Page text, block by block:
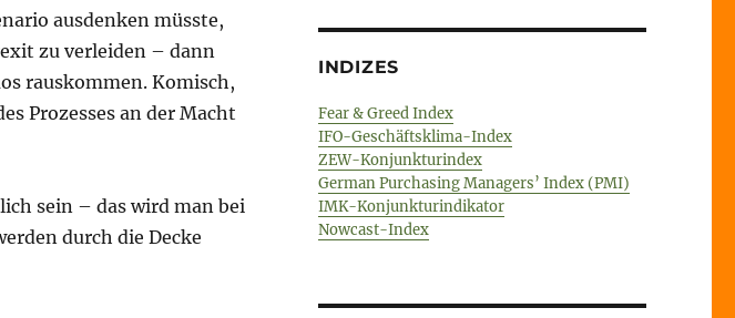
ausdenken müsste,
zu verleiden – dann
rauskommen. Komisch,
Prozesses an der Macht
sein – das wird man bei
durch die Decke
INDIZES
Fear & Greed Index
IFO-Geschäftsklima-Index
ZEW-Konjunkturindex
German Purchasing Managers’ Index (PMI)
IMK-Konjunkturindikator
Nowcast-Index